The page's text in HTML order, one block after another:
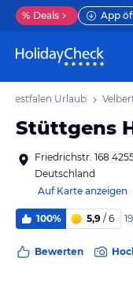
% Deals App
Westfalen Urlaub
Stüttgens
Friedrichstr. 168
Deutschland
Auf Karte anzeigen
100% 5,9 / 6 19
Bewerten